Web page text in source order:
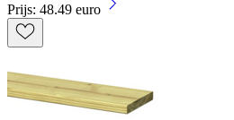
Prijs: 48.49 euro